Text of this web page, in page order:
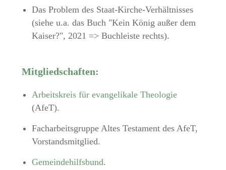
Das Problem des Staat-Kirche-Verhältnisses
(siehe u.a. das Buch "Kein König außer dem
Kaiser?", 2021 => Buchleiste rechts).
Mitgliedschaften:
Arbeitskreis für evangelikale Theologie
(AfeT).
Facharbeitsgruppe Altes Testament des AfeT,
Vorstandsmitglied.
Gemeindehilfsbund.